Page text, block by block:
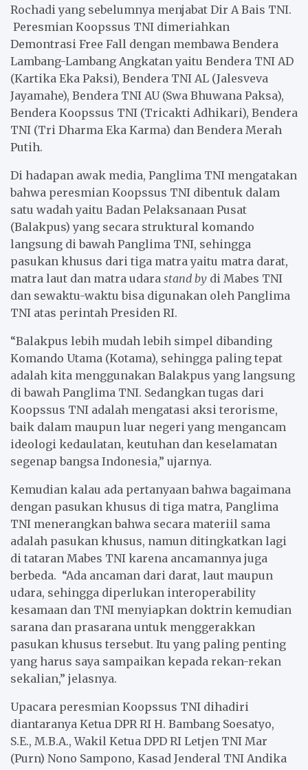
Rochadi yang sebelumnya menjabat Dir A Bais TNI.
Peresmian Koopssus TNI dimeriahkan
Demontrasi Free Fall dengan membawa Bendera
Lambang-Lambang Angkatan yaitu Bendera TNI AD
(Kartika Eka Paksi), Bendera TNI AL (Jalesveva
Jayamahe), Bendera TNI AU (Swa Bhuwana Paksa),
Bendera Koopssus TNI (Tricakti Adhikari), Bendera
TNI (Tri Dharma Eka Karma) dan Bendera Merah
Putih.
Di hadapan awak media, Panglima TNI mengatakan
bahwa peresmian Koopssus TNI dibentuk dalam
satu wadah yaitu Badan Pelaksanaan Pusat
(Balakpus) yang secara struktural komando
langsung di bawah Panglima TNI, sehingga
pasukan khusus dari tiga matra yaitu matra darat,
matra laut dan matra udara stand by di Mabes TNI
dan sewaktu-waktu bisa digunakan oleh Panglima
TNI atas perintah Presiden RI.
“Balakpus lebih mudah lebih simpel dibanding
Komando Utama (Kotama), sehingga paling tepat
adalah kita menggunakan Balakpus yang langsung
di bawah Panglima TNI. Sedangkan tugas dari
Koopssus TNI adalah mengatasi aksi terorisme,
baik dalam maupun luar negeri yang mengancam
ideologi kedaulatan, keutuhan dan keselamatan
segenap bangsa Indonesia,” ujarnya.
Kemudian kalau ada pertanyaan bahwa bagaimana
dengan pasukan khusus di tiga matra, Panglima
TNI menerangkan bahwa secara materiil sama
adalah pasukan khusus, namun ditingkatkan lagi
di tataran Mabes TNI karena ancamannya juga
berbeda. “Ada ancaman dari darat, laut maupun
udara, sehingga diperlukan interoperability
kesamaan dan TNI menyiapkan doktrin kemudian
sarana dan prasarana untuk menggerakkan
pasukan khusus tersebut. Itu yang paling penting
yang harus saya sampaikan kepada rekan-rekan
sekalian,” jelasnya.
Upacara peresmian Koopssus TNI dihadiri
diantaranya Ketua DPR RI H. Bambang Soesatyo,
S.E., M.B.A., Wakil Ketua DPD RI Letjen TNI Mar
(Purn) Nono Sampono, Kasad Jenderal TNI Andika